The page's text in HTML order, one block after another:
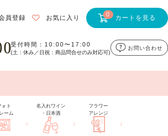
員登録 お気に入り 0 カートを見る
受付時間：10:00〜17:00
(土：休み／日祝：商品問合せのみ対応可)
お問い合わせ
ォト
ーム
/
名入れワイン
・日本酒
/
フラワー
アレンジ
/